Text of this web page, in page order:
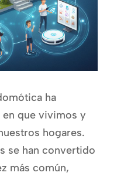
ha
que vivimos y
hogares.
se han convertido
más común,